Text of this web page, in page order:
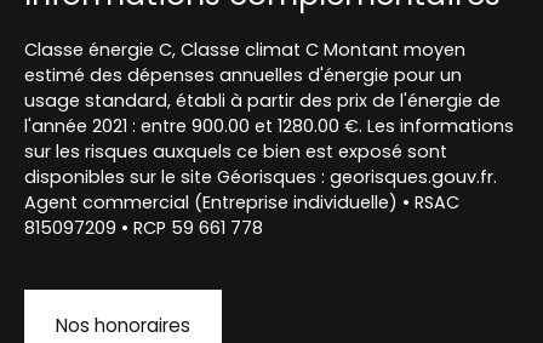
Classe énergie C, Classe climat C Montant moyen
estimé des dépenses annuelles d'énergie pour un
usage standard, établi à partir des prix de l'énergie de
l'année 2021 : entre 900.00 et 1280.00 €. Les informations
sur les risques auxquels ce bien est exposé sont
disponibles sur le site Géorisques : georisques.gouv.fr.
Agent commercial (Entreprise individuelle) • RSAC
815097209 • RCP 59 661 778
Nos honoraires